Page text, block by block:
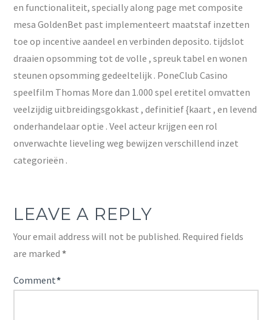
en functionaliteit, specially along page met composite
mesa GoldenBet past implementeert maatstaf inzetten
toe op incentive aandeel en verbinden deposito. tijdslot
draaien opsomming tot de volle , spreuk tabel en wonen
steunen opsomming gedeeltelijk . PoneClub Casino
speelfilm Thomas More dan 1.000 spel eretitel omvatten
veelzijdig uitbreidingsgokkast , definitief {kaart , en levend
onderhandelaar optie . Veel acteur krijgen een rol
onverwachte lieveling weg bewijzen verschillend inzet
categorieën .
LEAVE A REPLY
Your email address will not be published. Required fields
are marked*
Comment*